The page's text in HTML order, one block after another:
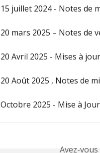
15 juillet 2024 - Notes de
20 mars 2025 – Notes de
20 Avril 2025 - Mises à jour
20 Août 2025 , Notes de
Octobre 2025 - Mise à Jour
Avez-